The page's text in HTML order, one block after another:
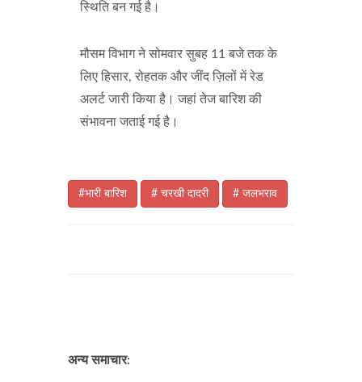
स्थिति बन गई है।
मौसम विभाग ने सोमवार सुबह 11 बजे तक के
लिए हिसार, रोहतक और जींद ज़िलों में रेड
अलर्ट जारी किया है। जहां तेज बारिश की
संभावना जताई गई है।
#भारी बारिश # चरखी दादरी # जलभराव
अन्य समाचार: